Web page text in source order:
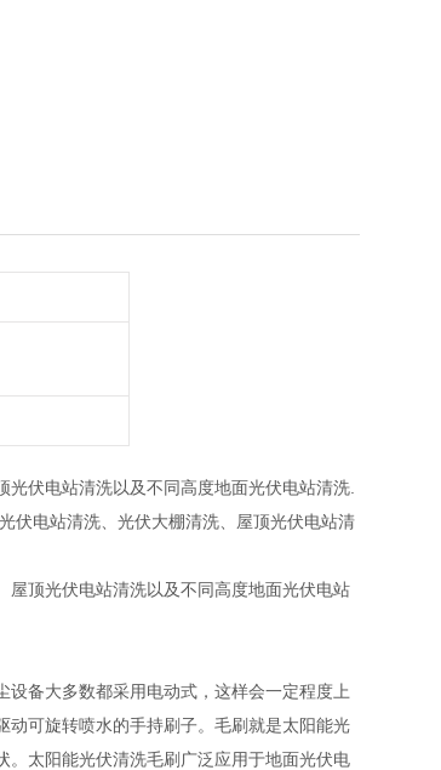
伏电站清洗以及不同高度地面光伏电站清洗.
伏电站清洗、光伏大棚清洗、屋顶光伏电站清
屋顶光伏电站清洗以及不同高度地面光伏电站
备大多数都采用电动式，这样会一定程度上
可旋转喷水的手持刷子。毛刷就是太阳能光
太阳能光伏清洗毛刷广泛应用于地面光伏电